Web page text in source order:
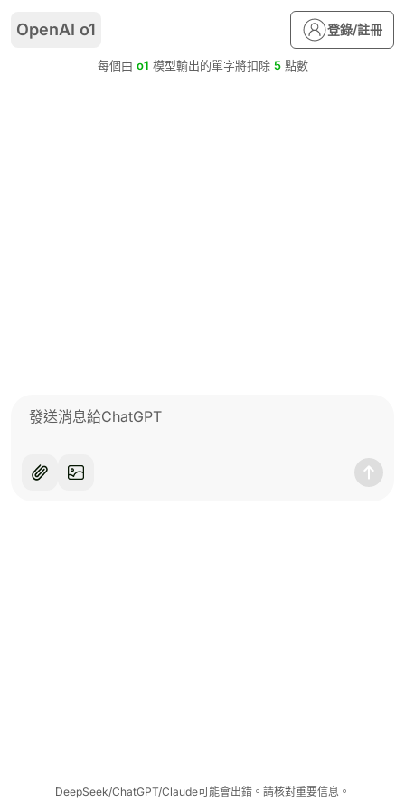
OpenAI o1 登錄/註冊
每個由 o1 模型輸出的單字將扣除 5點數
DeepSeek/ChatGPT/Claude可能會出錯。請核對重要信息。